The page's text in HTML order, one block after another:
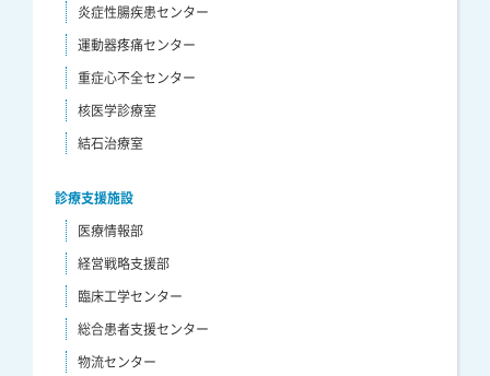
炎症性腸疾患センター
運動器疼痛センター
重症心不全センター
核医学診療室
結石治療室
診療支援施設
医療情報部
経営戦略支援部
臨床工学センター
総合患者支援センター
物流センター